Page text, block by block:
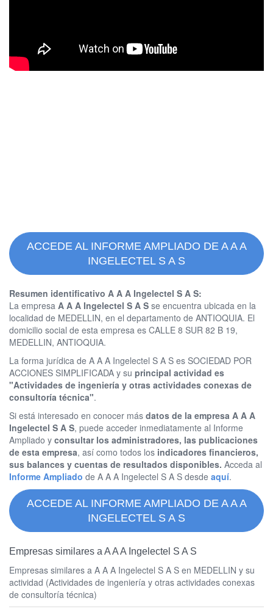
ACCEDE AL INFORME AMPLIADO DE A A A
INGELECTEL S A S
Resumen identificativo A A A Ingelectel S A S:
La empresa A A A Ingelectel S A S se encuentra ubicada en la
localidad de MEDELLIN, en el departamento de ANTIOQUIA. El
domicilio social de esta empresa es CALLE 8 SUR 82 B 19,
MEDELLIN, ANTIOQUIA.
La forma jurídica de A A A Ingelectel S A S es SOCIEDAD POR
ACCIONES SIMPLIFICADA y su principal actividad es
"Actividades de ingeniería y otras actividades conexas de
consultoría técnica".
Si está interesado en conocer más datos de la empresa A A A
Ingelectel S A S, puede acceder inmediatamente al Informe
Ampliado y consultar los administradores, las publicaciones
de esta empresa, así como todos los indicadores financieros,
sus balances y cuentas de resultados disponibles. Acceda al
Informe Ampliado de A A A Ingelectel S A S desde aquí.
ACCEDE AL INFORME AMPLIADO DE A A A
INGELECTEL S A S
Empresas similares a A A A Ingelectel S A S
Empresas similares a A A A Ingelectel S A S en MEDELLIN y su
actividad (Actividades de ingeniería y otras actividades conexas
de consultoría técnica)